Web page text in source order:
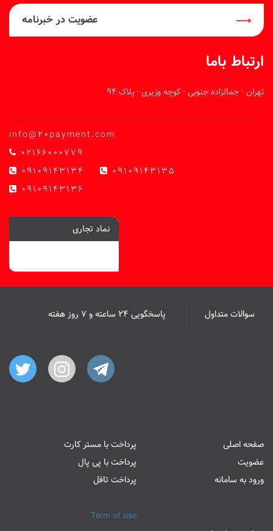
عضویت در خبرنامه
ارتباط باما
تهران - جمالزاده جنوبی - کوچه وزیری - پلاک 94
info@20payment.com
02166000779
09109143134
09109143135
09109143136
نماد تجاری
سوالات متداول پاسخگویی ۲۴ ساعته و ۷ روز هفته
صفحه اصلی
عضویت
ورود به سامانه
پرداخت با مستر کارت
پرداخت با پی پال
پرداخت تافل
Term of use